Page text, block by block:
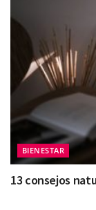
BIENESTAR
13 consejos